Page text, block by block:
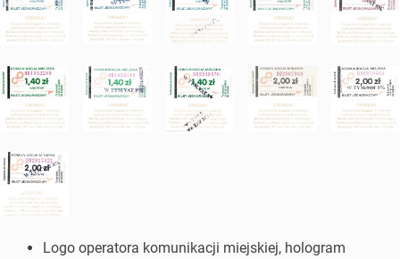
Logo operatora komunikacji miejskiej, hologram